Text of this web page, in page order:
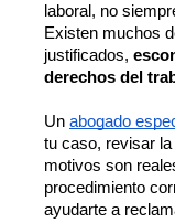
laboral, no
Existen muchos
justificados,
derechos del
Un abogado
tu caso, revisar
motivos son
procedimiento
ayudarte a